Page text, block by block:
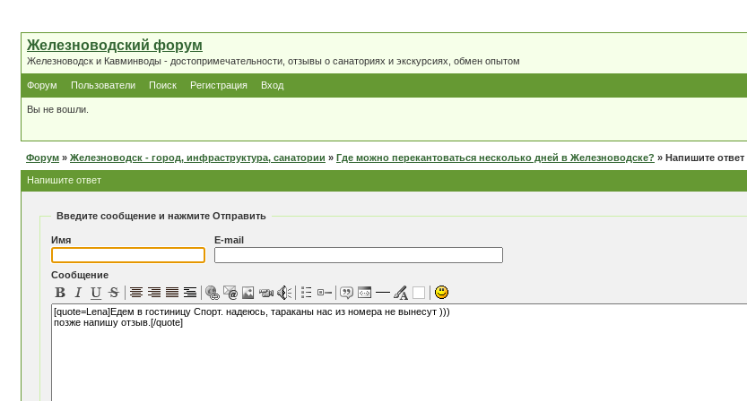
Железноводский форум
Железноводск и Кавминводы - достопримечательности, отзывы о санаториях и экскурсиях, обмен опытом
Форум Пользователи Поиск Регистрация Вход
Вы не вошли.
Форум » Железноводск - город, инфраструктура, санатории » Где можно перекантоваться несколько дней в Железноводске? » Напишите ответ
Напишите ответ
Введите сообщение и нажмите Отправить
Имя E-mail
Сообщение